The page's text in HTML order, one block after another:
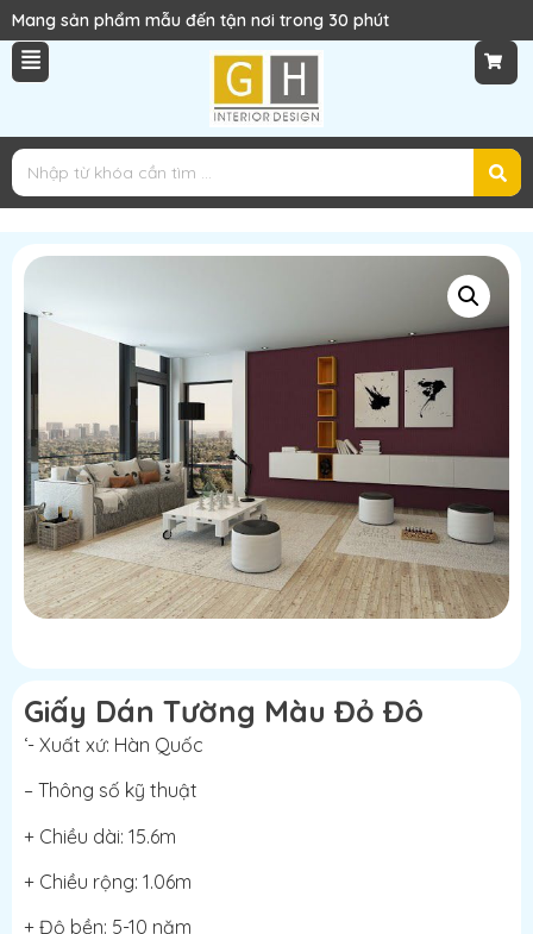
Mang sản phẩm mẫu đến tận nơi trong 30 phút
Giấy Dán Tường Màu Đỏ Đô
‘- Xuất xứ: Hàn Quốc
– Thông số kỹ thuật
+ Chiều dài: 15.6m
+ Chiều rộng: 1.06m
+ Độ bền: 5-10 năm